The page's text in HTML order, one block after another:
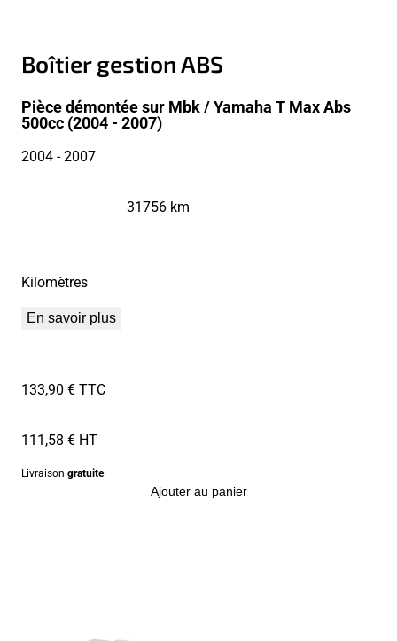
Boîtier gestion ABS
Pièce démontée sur Mbk / Yamaha T Max Abs
500cc (2004 - 2007)
2004- 2007
Kilomètres
31756 km
En savoir plus
133,90 € TTC
111,58 € HT
Livraison gratuite
Ajouter au panier